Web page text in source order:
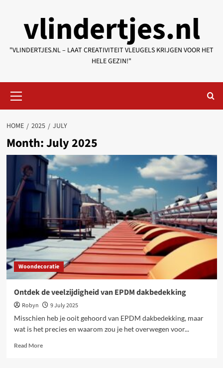
contentvlindertjes.nl
"VLINDERTJES.NL – LAAT CREATIVITEIT VLEUGELS KRIJGEN VOOR HET
HELE GEZIN!"
Menu
HOME 2025 JULY
Month:July 2025
Woondecoratie
Ontdek de veelzijdigheid van EPDM dakbedekking
Robyn
9 July 2025
Misschien heb je ooit gehoord van EPDM dakbedekking, maar
wat is het precies en waarom zou je het overwegen voor...
Read MoreRead